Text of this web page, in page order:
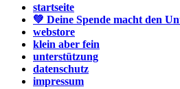
startseite
💚 Deine Spende macht den
webstore
klein aber fein
unterstützung
datenschutz
impressum